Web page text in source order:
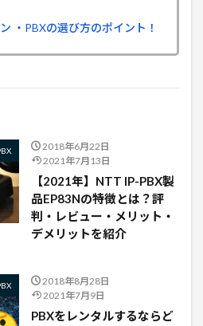
・PBXの選び方のポイント！
2018年6月22日
2021年7月13日
【2021年】NTT IP-PBX製
品EP83Nの特徴とは？評
判・レビュー・メリット・
デメリットを紹介
2018年8月28日
2021年7月9日
PBXをレンタルするならど